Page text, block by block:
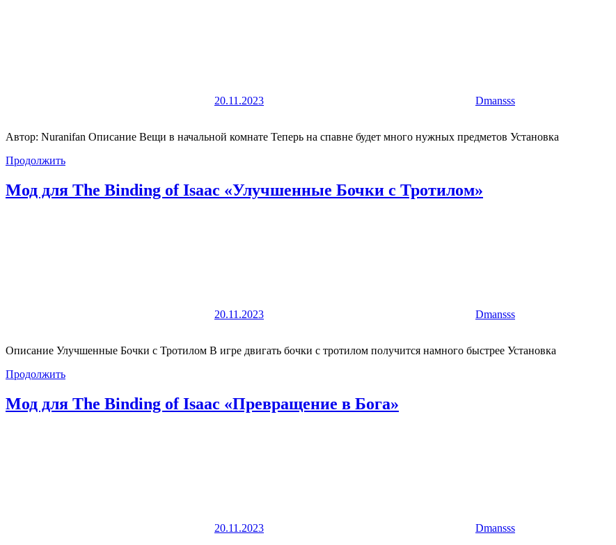
20.11.2023 Dmansss
Автор: Nuranifan Описание Вещи в начальной комнате Теперь на спавне будет много нужных предметов Установка
Продолжить
Мод для The Binding of Isaac «Улучшенные Бочки с Тротилом»
20.11.2023 Dmansss
Описание Улучшенные Бочки с Тротилом В игре двигать бочки с тротилом получится намного быстрее Установка
Продолжить
Мод для The Binding of Isaac «Превращение в Бога»
20.11.2023 Dmansss